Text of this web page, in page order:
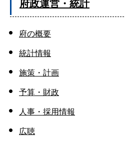
府政運営・統計
府の概要
統計情報
施策・計画
予算・財政
人事・採用情報
広聴